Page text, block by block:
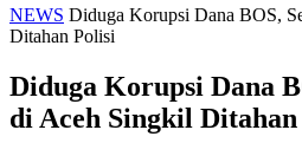
NEWS Diduga Korupsi Dana BOS,
Ditahan Polisi
Diduga Korupsi Dana
di Aceh Singkil